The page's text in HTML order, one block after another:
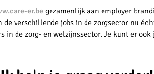
er.be gezamenlijk aan employer
verschillende jobs in de zorgsector nu
in de zorg- en welzijnssector. Je kunt er ook